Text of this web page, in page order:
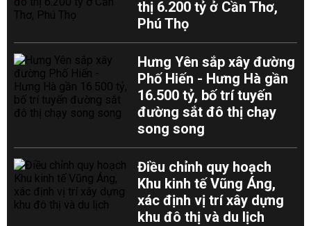
thị 6.200 tỷ ở Cần Thơ,
Phú Thọ
Hưng Yên sắp xây đường
Phố Hiến - Hưng Hà gần
16.500 tỷ, bố trí tuyến
đường sắt đô thị chạy
song song
Điều chỉnh quy hoạch
Khu kinh tế Vũng Áng,
xác định vị trí xây dựng
khu đô thị và du lịch